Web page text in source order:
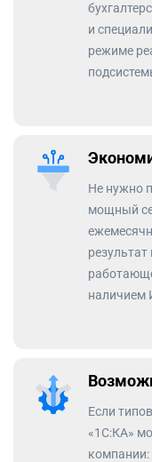
и
режиме
Не нужно
мощный
наличием
Если
«1С:КА»
компании: